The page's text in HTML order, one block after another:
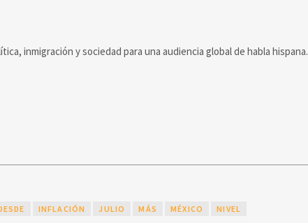
inmigración y sociedad para una audiencia global de habla hispana.
INFLACIÓN JULIO MÁS MÉXICO NIVEL